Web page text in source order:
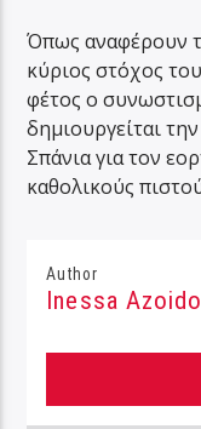
Όπως αναφέρουν
κύριος στόχος
φέτος ο
δημιουργείται
Σπάνια για τον
καθολικούς
Author
Inessa